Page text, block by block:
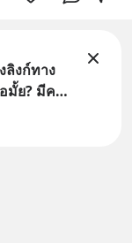
ลิงก์ทาง
อมั้ย? มีคน
อกว่า